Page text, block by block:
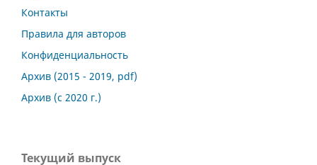
Контакты
Правила для авторов
Конфиденциальность
Архив (2015 - 2019, pdf)
Архив (с 2020 г.)
Текущий выпуск